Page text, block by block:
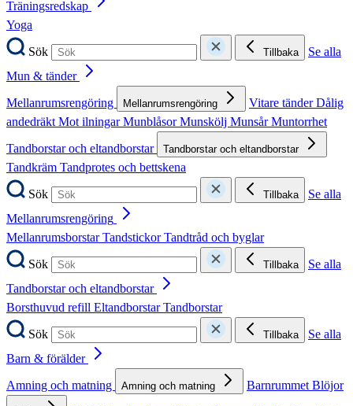
Träningsredskap
Yoga
Sök
Tillbaka
Se alla
Mun & tänder
Mellanrumsrengöring
Mellanrumsrengöring Vitare tänderDålig
andedräktMot ilningarMunblåsorMunskölj MunsårMuntorrhet
Tandborstar och eltandborstar
Tandborstar och eltandborstar
Tandkräm Tandprotes och bettskena
Sök
Tillbaka
Se alla
Mellanrumsrengöring
MellanrumsborstarTandstickorTandtråd och byglar
Sök
Tillbaka
Se alla
Tandborstar och eltandborstar
Borsthuvud refill EltandborstarTandborstar
Sök
Tillbaka
Se alla
Barn & förälder
Amning och matning
Amning och matning BarnrummetBlöjor